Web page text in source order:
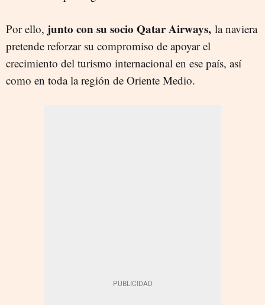
Por ello, junto con su socio Qatar Airways, la naviera
pretende reforzar su compromiso de apoyar el
crecimiento del turismo internacional en ese país, así
como en toda la región de Oriente Medio.